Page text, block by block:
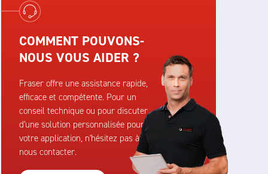
COMMENT POUVONS-
NOUS VOUS AIDER ?
Fraser offre une assistance rapide,
efficace et compétente. Pour un
conseil technique ou pour discuter
d'une solution personnalisée pour
votre application, n'hésitez pas à
nous contacter.